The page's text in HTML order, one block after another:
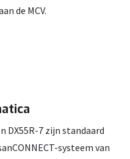
de MCV.
DX55R-7 zijn standaard
systeem van